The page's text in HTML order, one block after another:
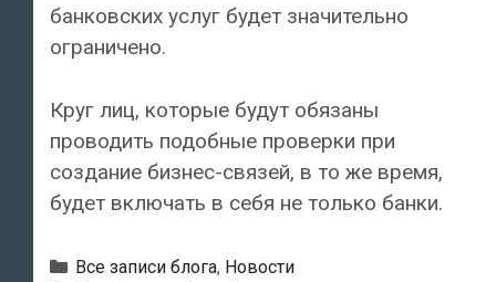
банковских услуг будет значительно
ограничено.
Круг лиц, которые будут обязаны
проводить подобные проверки при
создание бизнес-связей, в то же время,
будет включать в себя не только банки.
Рубрики
Все записи блога, Новости